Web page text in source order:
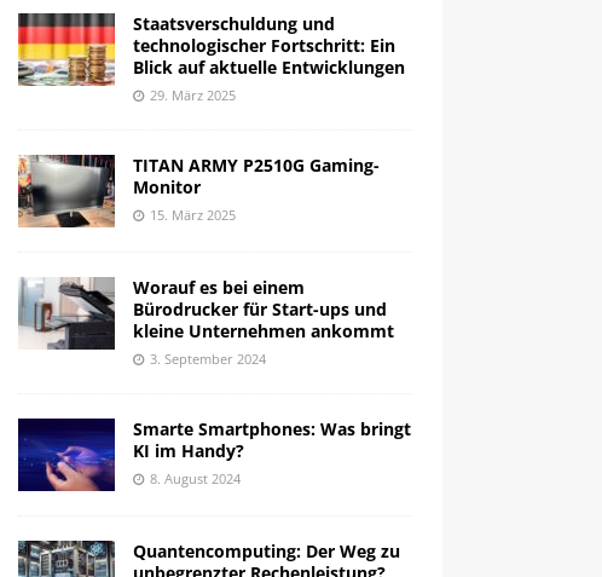
Staatsverschuldung und
technologischer Fortschritt: Ein
Blick auf aktuelle Entwicklungen
29. März 2025
TITAN ARMY P2510G Gaming-
Monitor
15. März 2025
Worauf es bei einem
Bürodrucker für Start-ups und
kleine Unternehmen ankommt
3. September 2024
Smarte Smartphones: Was bringt
KI im Handy?
8. August 2024
Quantencomputing: Der Weg zu